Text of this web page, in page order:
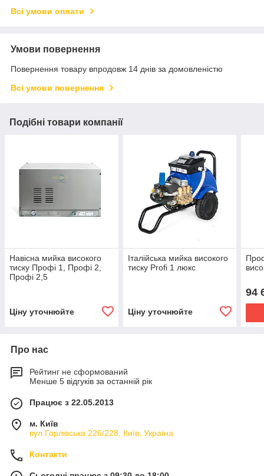
Всі умови оплати
Умови повернення
Повернення товару впродовж 14 днів за домовленістю
Всі умови повернення
Подібні товари компанії
Навісна мийка високого
тиску Профі 1, Профі 2,
Профі 2,5
Ціну уточнюйте
Італійська мийка високого
тиску Profi 1 люкс
Ціну уточнюйте
94
Про нас
Рейтинг не сформований
Менше 5 відгуків за останній рік
Працює з 22.05.2013
м. Київ
вул.Горлівська 226/228, Київ, Україна
Контакти